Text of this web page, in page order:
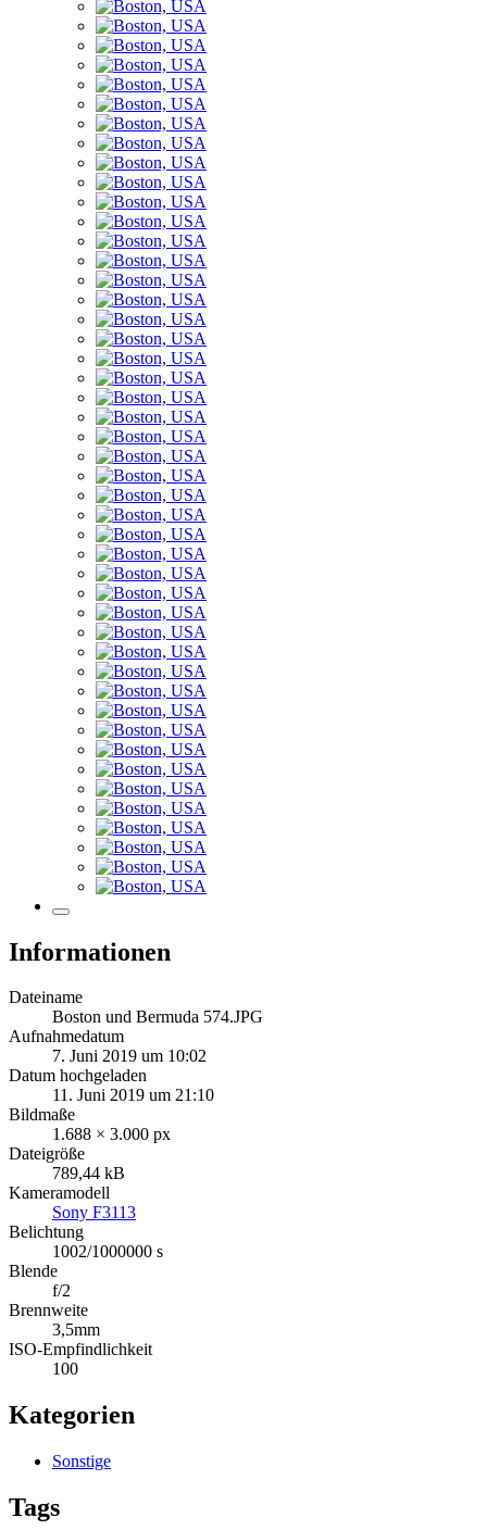
Informationen
Dateiname
Boston und Bermuda 574.JPG
Aufnahmedatum
7. Juni 2019 um 10:02
Datum hochgeladen
11. Juni 2019 um 21:10
Bildmaße
1.688 × 3.000 px
Dateigröße
789,44 kB
Kameramodell
Sony F3113
Belichtung
1002/1000000 s
Blende
f/2
Brennweite
3,5mm
ISO-Empfindlichkeit
100
Kategorien
Sonstige
Tags